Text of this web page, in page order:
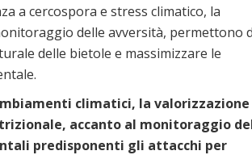
a cercospora e stress climatico, la
delle avversità, permettono
delle bietole e massimizzare le
climatici, la
accanto al monitoraggio
predisponenti gli attacchi per